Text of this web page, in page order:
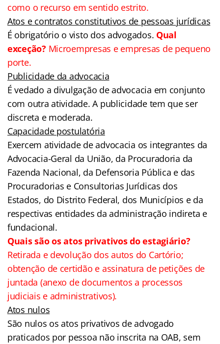
como o recurso em sentido estrito.
Atos e contratos constitutivos de pessoas jurídicas
É obrigatório o visto dos advogados. Qual
exceção? Microempresas e empresas de pequeno
porte.
Publicidade da advocacia
É vedado a divulgação de advocacia em conjunto
com outra atividade. A publicidade tem que ser
discreta e moderada.
Capacidade postulatória
Exercem atividade de advocacia os integrantes da
Advocacia-Geral da União, da Procuradoria da
Fazenda Nacional, da Defensoria Pública e das
Procuradorias e Consultorias Jurídicas dos
Estados, do Distrito Federal, dos Municípios e da
respectivas entidades da administração indireta e
fundacional.
Quais são os atos privativos do estagiário?
Retirada e devolução dos autos do Cartório;
obtenção de certidão e assinatura de petições de
juntada (anexo de documentos a processos
judiciais e administrativos).
Atos nulos
São nulos os atos privativos de advogado
praticados por pessoa não inscrita na OAB, sem